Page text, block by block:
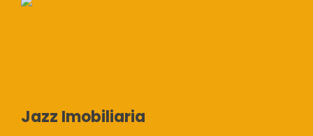
Jazz Imobiliaria